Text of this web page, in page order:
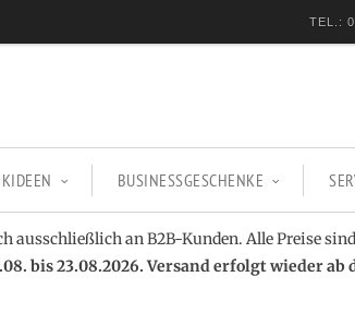
TEL.:
BUSINESSGESCHENKE
ausschließlich an B2B-Kunden. Alle Preise
bis 23.08.2026. Versand erfolgt wieder ab